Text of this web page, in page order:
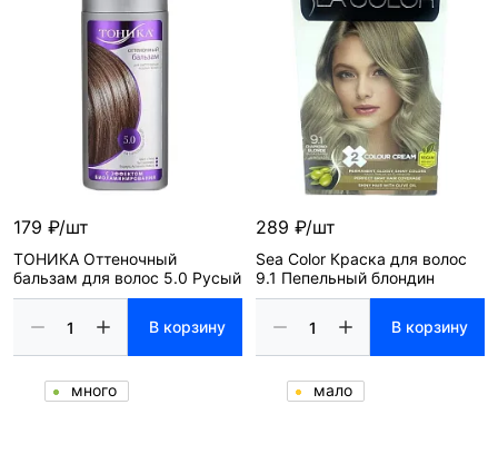
179 ₽/шт
ТОНИКА Оттеночный
бальзам для волос 5.0 Русый
В корзину
много
289 ₽/шт
Sea Color Краска для волос
9.1 Пепельный блондин
В корзину
мало